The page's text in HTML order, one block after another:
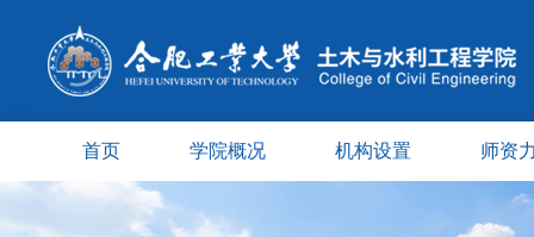
首页 学院概况 机构设置 师资